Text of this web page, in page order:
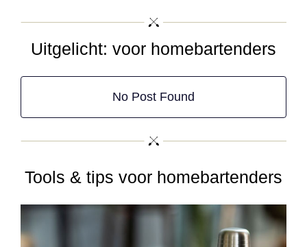
Uitgelicht: voor homebartenders
No Post Found
Tools & tips voor homebartenders